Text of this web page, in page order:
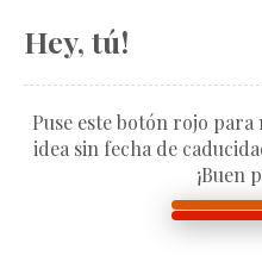
Hey, tú!
Puse este botón rojo
idea sin fecha de
¡Buen